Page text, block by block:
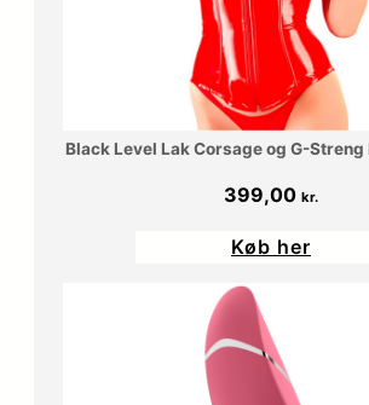
Black Level Lak Corsage og G-Streng
399,00 kr.
Køb her